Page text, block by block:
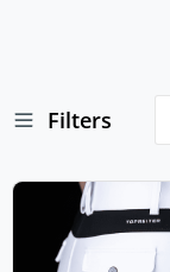
Filters